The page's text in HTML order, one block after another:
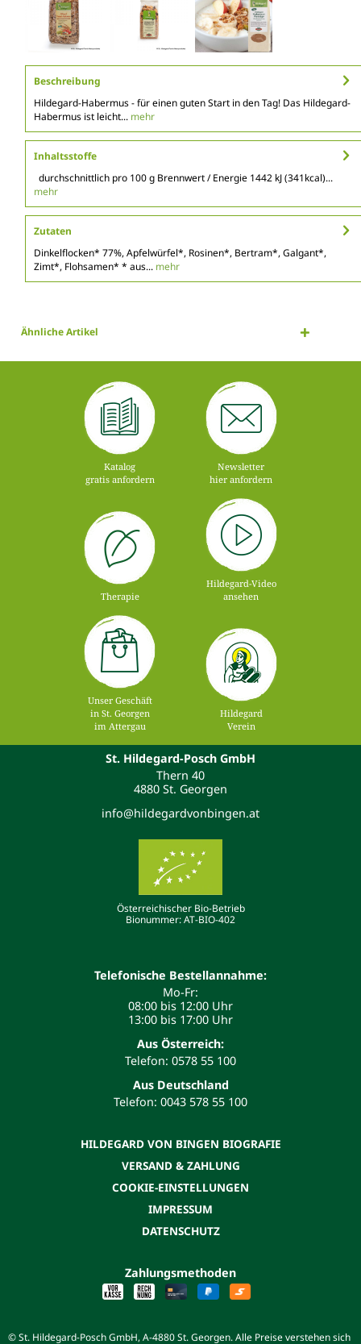
Beschreibung
Hildegard-Habermus - für einen guten Start in den Tag! Das Hildegard-
Habermus ist leicht... mehr
Inhaltsstoffe
durchschnittlich pro 100 g Brennwert / Energie 1442 kJ (341kcal)...
mehr
Zutaten
Dinkelflocken* 77%, Apfelwürfel*, Rosinen*, Bertram*, Galgant*,
Zimt*, Flohsamen* * aus... mehr
Ähnliche Artikel
Katalog
gratis anfordern
Newsletter
hier anfordern
Therapie
Hildegard-Video
ansehen
Unser Geschäft
in St. Georgen
im Attergau
Hildegard
Verein
St. Hildegard-Posch GmbH
Thern 40
4880 St. Georgen
info@hildegardvonbingen.at
Österreichischer Bio-Betrieb
Bionummer: AT-BIO-402
Telefonische Bestellannahme:
Mo-Fr:
08:00 bis 12:00 Uhr
13:00 bis 17:00 Uhr
Aus Österreich:
Telefon: 0578 55 100
Aus Deutschland
Telefon: 0043 578 55 100
HILDEGARD VON BINGEN BIOGRAFIE
VERSAND & ZAHLUNG
COOKIE-EINSTELLUNGEN
IMPRESSUM
DATENSCHUTZ
Zahlungsmethoden
© St. Hildegard-Posch GmbH, A-4880 St. Georgen. Alle Preise verstehen sich